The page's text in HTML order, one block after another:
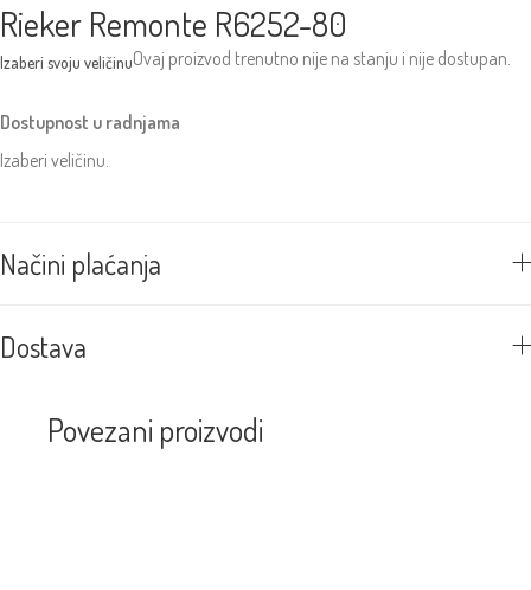
Rieker Remonte R6252-80
Ovaj proizvod trenutno nije na stanju i nije dostupan.
Dostupnost u radnjama
Izaberi veličinu.
Načini plaćanja
Dostava
Povezani proizvodi